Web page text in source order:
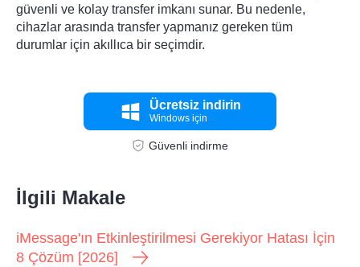
güvenli ve kolay transfer imkanı sunar. Bu nedenle,
cihazlar arasında transfer yapmanız gereken tüm
durumlar için akıllıca bir seçimdir.
Ücretsiz indirin
Windows için
Güvenli indirme
İlgili Makale
iMessage'ın Etkinleştirilmesi Gerekiyor Hatası İçin
8 Çözüm [2026]